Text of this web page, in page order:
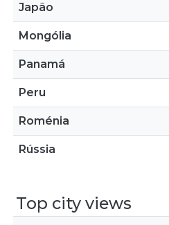
Japão
Mongólia
Panamá
Peru
Roménia
Rússia
Top city views